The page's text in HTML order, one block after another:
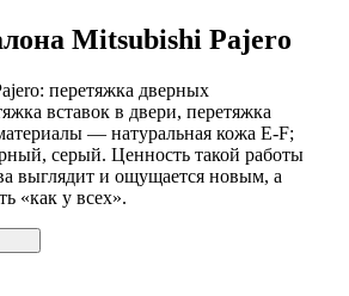
Mitsubishi Pajero
перетяжка дверных
вставок в двери, перетяжка
— натуральная кожа E-F;
серый. Ценность такой работы
выглядит и ощущается новым, а
«как у всех».